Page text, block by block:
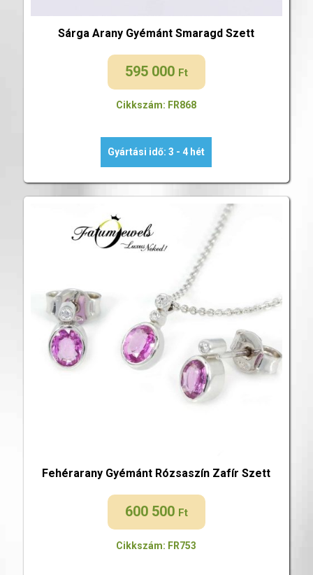
Sárga Arany Gyémánt Smaragd Szett
595 000 Ft
Cikkszám: FR868
Gyártási idő: 3 - 4 hét
Fehérarany Gyémánt Rózsaszín Zafír Szett
600 500 Ft
Cikkszám: FR753